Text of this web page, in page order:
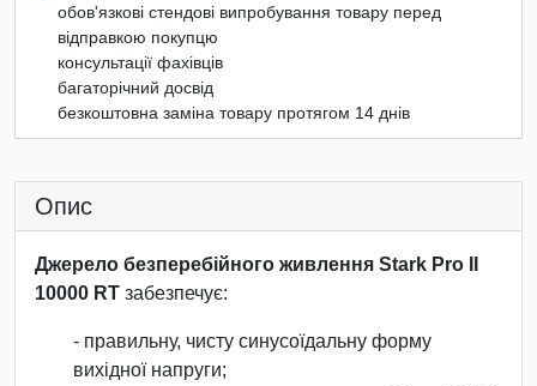
обов'язкові стендові випробування товару перед
відправкою покупцю
консультації фахівців
багаторічний досвід
безкоштовна заміна товару протягом 14 днів
Опис
Джерело безперебійного живлення Stark Pro II
10000 RT забезпечує:
- правильну, чисту синусоїдальну форму
вихідної напруги;